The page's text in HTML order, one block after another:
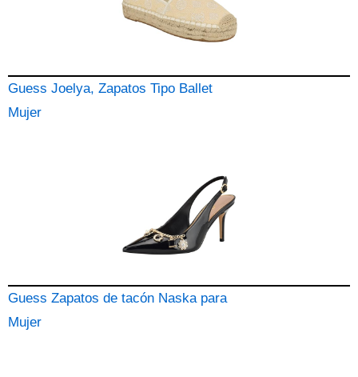
Guess Joelya, Zapatos Tipo Ballet
Mujer
Guess Zapatos de tacón Naska para
Mujer